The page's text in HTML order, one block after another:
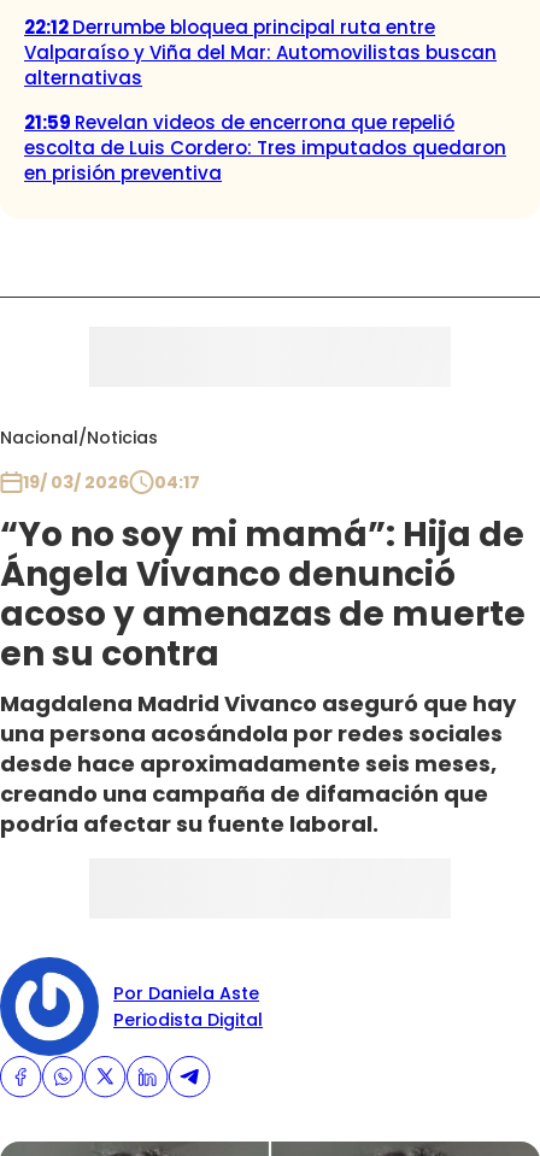
22:12Derrumbe bloquea principal ruta entre
Valparaíso y Viña del Mar: Automovilistas buscan
alternativas
21:59 Revelan videos de encerrona que repelió
escolta de Luis Cordero: Tres imputados quedaron
en prisión preventiva
Nacional/Noticias
19/ 03/ 2026
04:17
“Yo no soy mi mamá”: Hija de
Ángela Vivanco denunció
acoso y amenazas de muerte
en su contra
Magdalena Madrid Vivanco aseguró que hay
una persona acosándola por redes sociales
desde hace aproximadamente seis meses,
creando una campaña de difamación que
podría afectar su fuente laboral.
Por Daniela Aste
Periodista Digital